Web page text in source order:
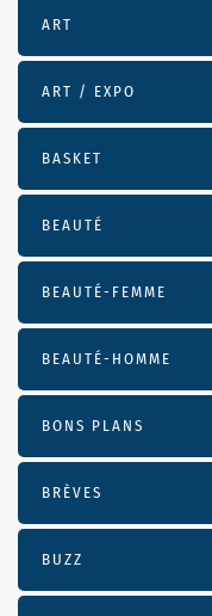
ART
ART / EXPO
BASKET
BEAUTÉ
BEAUTÉ-FEMME
BEAUTÉ-HOMME
BONS PLANS
BRÈVES
BUZZ